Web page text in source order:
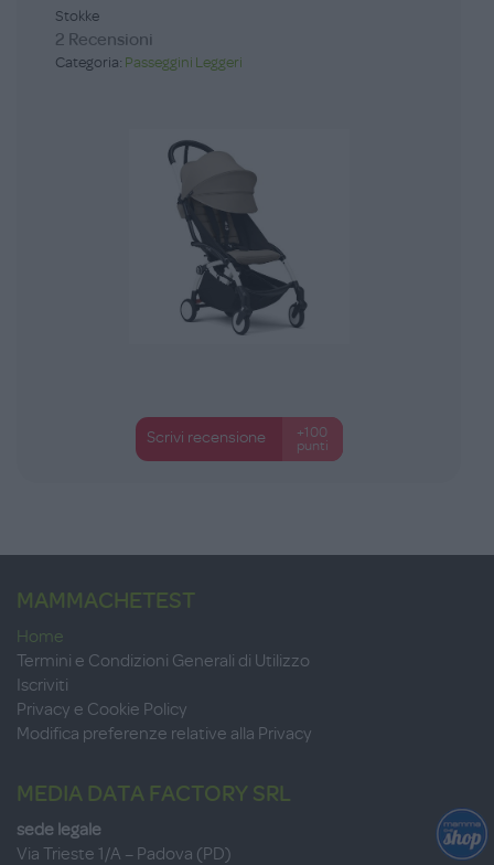
Stokke
2 Recensioni
Categoria: Passeggini Leggeri
Scrivi recensione
+100
punti
MAMMACHETEST
Home
Termini e Condizioni Generali di Utilizzo
Iscriviti
Privacy e Cookie Policy
Modifica preferenze relative alla Privacy
MEDIA DATA FACTORY SRL
sede legale
Via Trieste 1/A – Padova (PD)